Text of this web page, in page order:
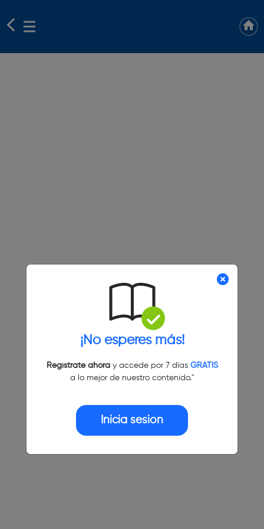
¡No esperes más!
Regístrate ahoray accede por 7 días GRATIS
a lo mejor de nuestro contenido."
Inicia sesión